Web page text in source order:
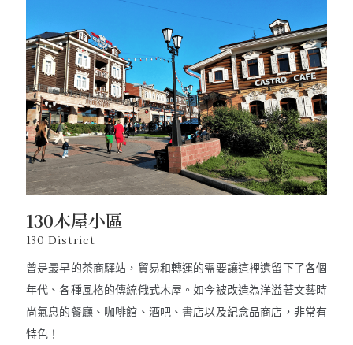
130木屋小區
130 District
曾是最早的茶商驛站，貿易和轉運的需要讓這裡遺留下了各個
年代、各種風格的傳統俄式木屋。如今被改造為洋溢著文藝時
尚氣息的餐廳、咖啡館、酒吧、書店以及紀念品商店，非常有
特色！